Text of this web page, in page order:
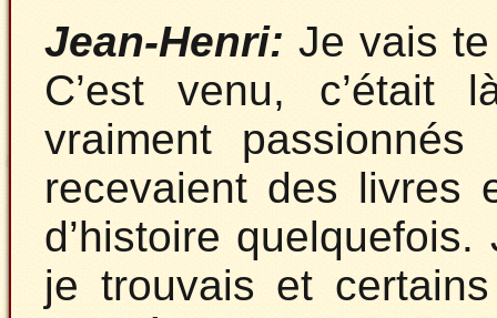
Jean-Henri: Je vais
C’est venu, c’était
vraiment
recevaient des livres
d’histoire
je trouvais et certains